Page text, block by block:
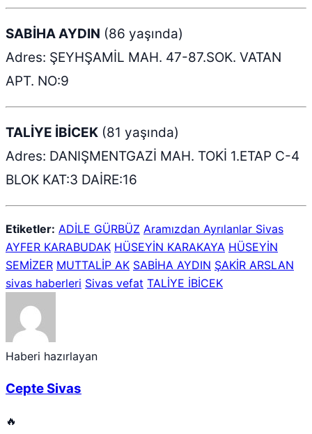
SABİHA AYDIN (86 yaşında)
Adres: ŞEYHŞAMİL MAH. 47-87.SOK. VATAN
APT. NO:9
TALİYE İBİCEK (81 yaşında)
Adres: DANIŞMENTGAZİ MAH. TOKİ 1.ETAP C-4
BLOK KAT:3 DAİRE:16
Etiketler: ADİLE GÜRBÜZ Aramızdan Ayrılanlar Sivas
AYFER KARABUDAK HÜSEYİN KARAKAYA HÜSEYİN
SEMİZER MUTTALİP AK SABİHA AYDIN ŞAKİR ARSLAN
sivas haberleri Sivas vefat TALİYE İBİCEK
Haberi hazırlayan
Cepte Sivas
🔥